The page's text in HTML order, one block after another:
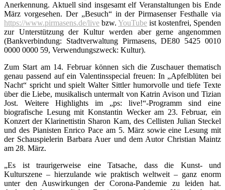
Anerkennung. Aktuell sind insgesamt elf Veranstaltungen bis Ende
März vorgesehen. Der „Besuch“ in der Pirmasenser Festhalle via
https://www.pirmasens.de/live bzw. YouTube ist kostenfrei, Spenden
zur Unterstützung der Kultur werden aber gerne angenommen
(Bankverbindung: Stadtverwaltung Pirmasens, DE80 5425 0010
0000 0000 59, Verwendungszweck: Kultur).
Zum Start am 14. Februar können sich die Zuschauer thematisch
genau passend auf ein Valentinsspecial freuen: In „Apfelblüten bei
Nacht“ spricht und spielt Walter Sittler humorvolle und tiefe Texte
über die Liebe, musikalisch untermalt von Katrin Avison und Tizian
Jost. Weitere Highlights im „ps: live!“-Programm sind eine
biografische Lesung mit Konstantin Wecker am 23. Februar, ein
Konzert der Klarinettistin Sharon Kam, des Cellisten Julian Steckel
und des Pianisten Enrico Pace am 5. März sowie eine Lesung mit
der Schauspielerin Barbara Auer und dem Autor Christian Maintz
am 28. März.
„Es ist traurigerweise eine Tatsache, dass die Kunst- und
Kulturszene – hierzulande wie praktisch weltweit – ganz enorm
unter den Auswirkungen der Corona-Pandemie zu leiden hat.